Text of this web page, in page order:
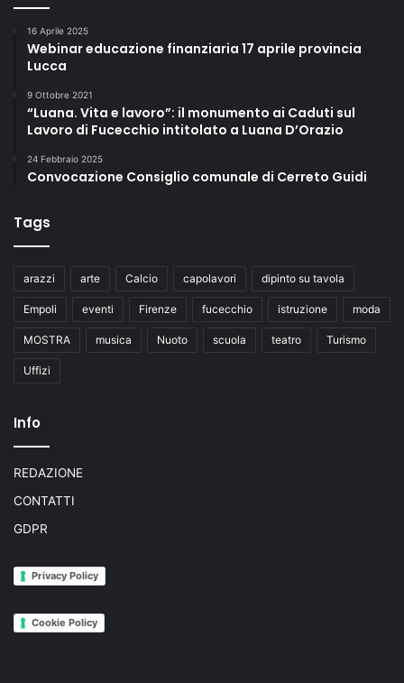
16 Aprile 2025
Webinar educazione finanziaria 17 aprile provincia
Lucca
9 Ottobre 2021
“Luana. Vita e lavoro”: il monumento ai Caduti sul
Lavoro di Fucecchio intitolato a Luana D’Orazio
24 Febbraio 2025
Convocazione Consiglio comunale di Cerreto Guidi
Tags
arazzi arte Calcio capolavori dipinto su tavola
Empoli eventi Firenze fucecchio istruzione moda
MOSTRA musica Nuoto scuola teatro Turismo
Uffizi
Info
REDAZIONE
CONTATTI
GDPR
Privacy Policy
Cookie Policy